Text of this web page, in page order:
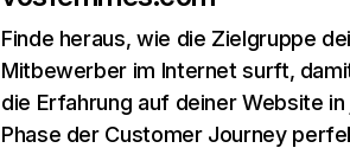
Finde heraus, wie die Zielgruppe
Mitbewerber im Internet surft,
die Erfahrung auf deiner Website
Phase der Customer Journey